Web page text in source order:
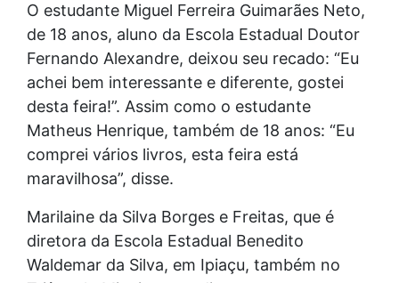
O estudante Miguel Ferreira Guimarães Neto,
de 18 anos, aluno da Escola Estadual Doutor
Fernando Alexandre, deixou seu recado: “Eu
achei bem interessante e diferente, gostei
desta feira!”. Assim como o estudante
Matheus Henrique, também de 18 anos: “Eu
comprei vários livros, esta feira está
maravilhosa”, disse.
Marilaine da Silva Borges e Freitas, que é
diretora da Escola Estadual Benedito
Waldemar da Silva, em Ipiaçu, também no